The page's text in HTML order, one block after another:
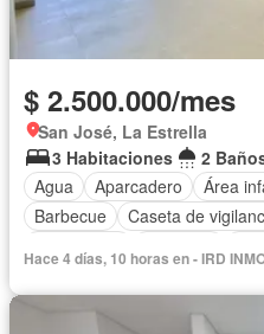
$ 2.500.000/mes
San José, La Estrella
3 Habitaciones
2
Agua
Aparcadero Área
Barbecue
Caseta de
Hace 4 días, 10 horas en - IRD